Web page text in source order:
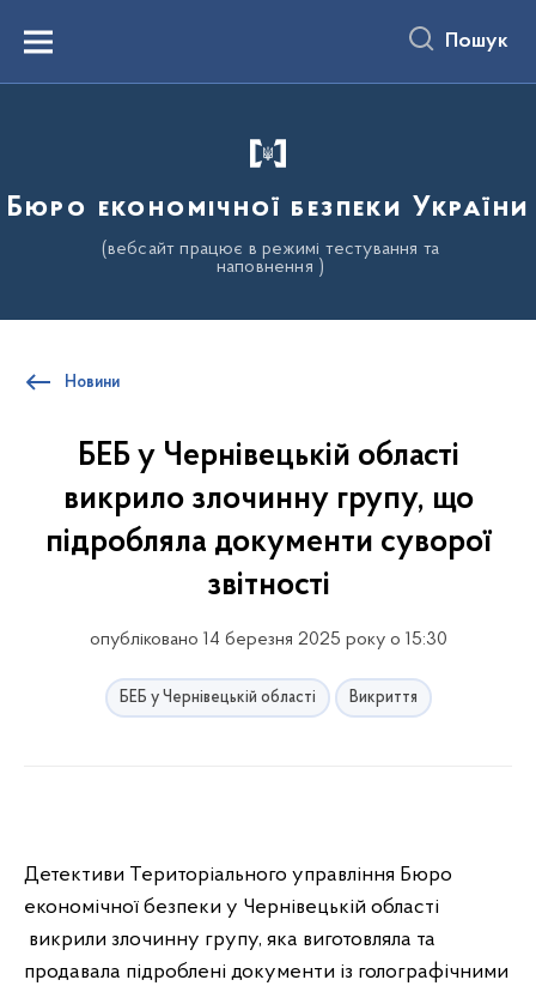
вмістуMenu Пошук
Бюро економічної безпеки України
(вебсайт працює в режимі тестування та
наповнення )
Новини
БЕБ у Чернівецькій області
викрило злочинну групу, що
підробляла документи суворої
звітності
опубліковано 14 березня 2025 року о 15:30
БЕБ у Чернівецькій області Викриття
Детективи Територіального управління Бюро
економічної безпеки у Чернівецькій області
викрили злочинну групу, яка виготовляла та
продавала підроблені документи із голографічними